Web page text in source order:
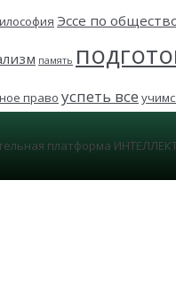
Эссе по
память
право успеть все
платформа